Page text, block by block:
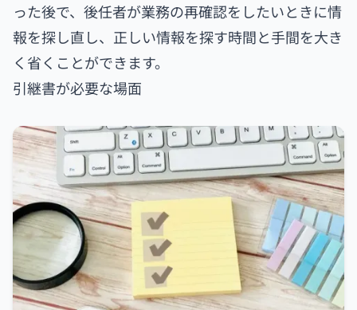
った後で、後任者が業務の再確認をしたいときに情
報を探し直し、正しい情報を探す時間と手間を大き
く省くことができます。
引継書が必要な場面